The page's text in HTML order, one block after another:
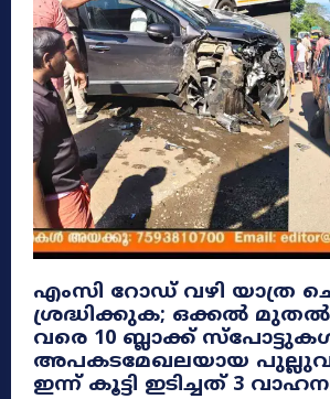
എംസി റോഡ് വഴി യാത്ര
ശ്രദ്ധിക്കുക; ഒക്കൽ
വരെ 10 ബ്ലാക്ക്
അപകടമേഖലയായ
ഇന്ന് കൂട്ടി ഇടിച്ചത് 3